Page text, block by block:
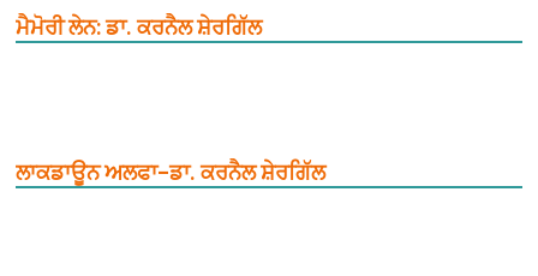
ਮੈਮੋਰੀ ਲੇਨ: ਡਾ. ਕਰਨੈਲ ਸ਼ੇਰਗਿੱਲ
ਲਾਕਡਾਊਨ ਅਲਫਾ–ਡਾ. ਕਰਨੈਲ ਸ਼ੇਰਗਿੱਲ